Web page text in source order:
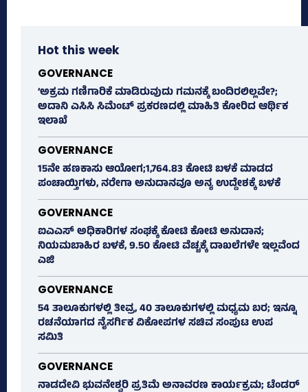
Hot this week
GOVERNANCE
‘ಅಕ್ರಮ ಗಣಿಗಾರಿಕೆ ಮಾಡಿರುವುದು ಗಮನಕ್ಕೆ ಬಂದಿರಲಿಲ್ಲವೇ?;
ಅದಾನಿ ಎಸಿಸಿ ಸಿಮೆಂಟ್ ಪ್ರಕರಣದಲ್ಲಿ ಮಾಹಿತಿ ಕೋರಿದ ಆರ್ಥಿಕ
ಇಲಾಖೆ
GOVERNANCE
15ನೇ ಹಣಕಾಸು ಆಯೋಗ;1,764.83 ಕೋಟಿ ಬಳಕೆ ಮಾಡದ
ಪಂಚಾಯ್ತಿಗಳು, ನರೇಗಾ ಅನುದಾನವೂ ಅನ್ಯ ಉದ್ದೇಶಕ್ಕೆ ಬಳಕೆ
GOVERNANCE
ಐಎಎಸ್‌ ಅಧಿಕಾರಿಗಳ ಸಂಘಕ್ಕೆ ಕೋಟಿ ಕೋಟಿ ಅನುದಾನ;
ನಿಯಮಬಾಹಿರ ಬಳಕೆ, 9.50 ಕೋಟಿ ವೆಚ್ಚಕ್ಕೆ ದಾಖಲೆಗಳೇ ಇಲ್ಲವೆಂದ
ಎಜಿ
GOVERNANCE
54 ತಾಲೂಕುಗಳಲ್ಲಿ ತೀವ್ರ, 40 ತಾಲೂಕುಗಳಲ್ಲಿ ಮಧ್ಯಮ ಬರ; ಇನ್ನೂ
ರಚನೆಯಾಗದ ನೈಸರ್ಗಿಕ ವಿಕೋಪಗಳ ಸಚಿವ ಸಂಪುಟ ಉಪ
ಸಮಿತಿ
GOVERNANCE
ನಾಡದೇವಿ ಭುವನೇಶ್ವರಿ ಪ್ರತಿಮೆ ಅನಾವರಣ ಕಾರ್ಯಕ್ರಮ; ಟೆಂಡರ್